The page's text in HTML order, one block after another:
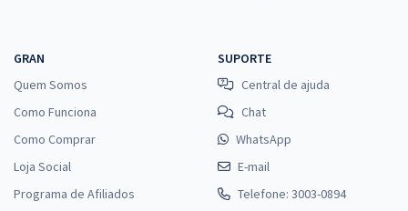
GRAN
Quem Somos
Como Funciona
Como Comprar
Loja Social
Programa de Afiliados
SUPORTE
Central de ajuda
Chat
WhatsApp
E-mail
Telefone: 3003-0894